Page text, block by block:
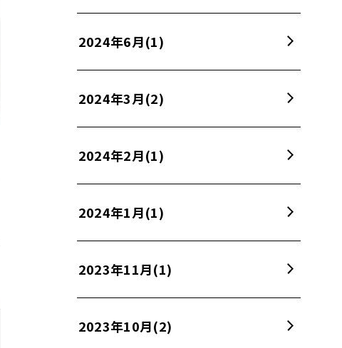
2024年6月(1)
2024年3月(2)
2024年2月(1)
2024年1月(1)
2023年11月(1)
2023年10月(2)